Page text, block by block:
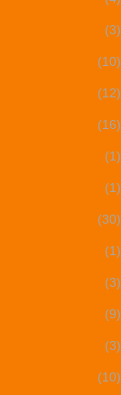
(3)
(10)
(12)
(16)
(1)
(1)
(30)
(1)
(3)
(9)
(3)
(10)